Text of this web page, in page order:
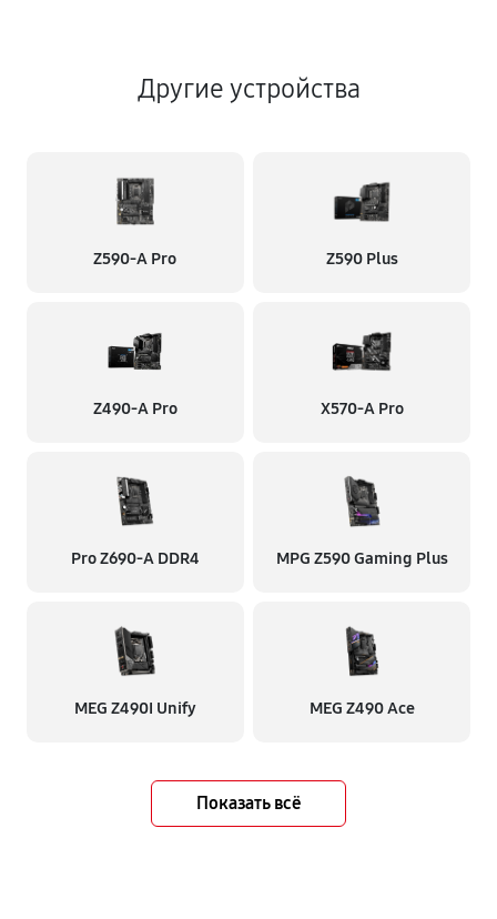
Другие устройства
Z590-A Pro Z590 Plus
Z490-A Pro X570-A Pro
Pro Z690-A DDR4 MPG Z590 Gaming Plus
MEG Z490I Unify MEG Z490 Ace
Показать всё